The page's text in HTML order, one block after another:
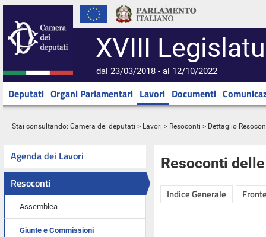
XVIII
dal 23/03/2018 - al 12/10/2022
Deputati Organi Parlamentari Lavori Documenti
Stai consultando: Camera dei deputati > Lavori > Resoconti > Dettaglio
Agenda dei Lavori
Resoconti
Assemblea
Giunte e Commissioni
Resoconti
Indice Generale